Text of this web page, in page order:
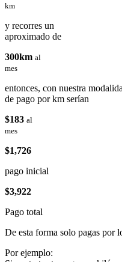
km
y recorres un
aproximado de
300km al
mes
entonces, con nuestra
de pago por km serían
$183 al
mes
$1,726
pago inicial
$3,922
Pago total
De esta forma solo pagas por
Por ejemplo: